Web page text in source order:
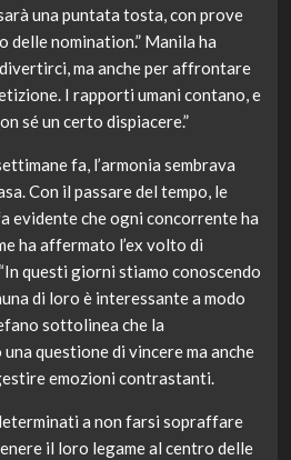
una puntata tosta, con prove
delle nomination.” Manila ha
ma anche per affrontare
I rapporti umani contano, e
sé un certo dispiacere.”
fa, l’armonia sembrava
Con il passare del tempo, le
evidente che ogni concorrente ha
ha affermato l’ex volto di
questi giorni stiamo conoscendo
di loro è interessante a modo
sottolinea che la
questione di vincere ma anche
emozioni contrastanti.
a non farsi sopraffare
il loro legame al centro delle